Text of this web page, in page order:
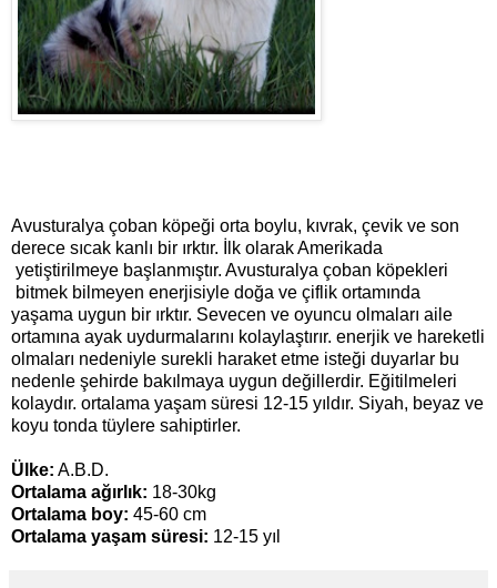
Avusturalya çoban köpeği orta boylu, kıvrak, çevik ve son
derece sıcak kanlı bir ırktır. İlk olarak Amerikada
yetiştirilmeye başlanmıştır. Avusturalya çoban köpekleri
bitmek bilmeyen enerjisiyle doğa ve çiflik ortamında
yaşama uygun bir ırktır. Sevecen ve oyuncu olmaları aile
ortamına ayak uydurmalarını kolaylaştırır. enerjik ve hareketli
olmaları nedeniyle surekli haraket etme isteği duyarlar bu
nedenle şehirde bakılmaya uygun değillerdir. Eğitilmeleri
kolaydır. ortalama yaşam süresi 12-15 yıldır. Siyah, beyaz ve
koyu tonda tüylere sahiptirler.
Ülke: A.B.D.
Ortalama ağırlık: 18-30kg
Ortalama boy: 45-60 cm
Ortalama yaşam süresi: 12-15 yıl